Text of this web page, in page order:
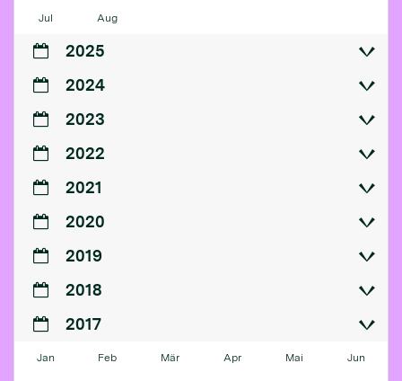
Jul Aug
2025
2024
2023
2022
2021
2020
2019
2018
2017
Jan Feb Mär Apr Mai Jun